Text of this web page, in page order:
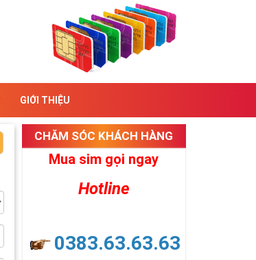
GIỚI THIỆU
CHĂM SÓC KHÁCH HÀNG
Mua sim gọi ngay
Hotline
0383.63.63.63